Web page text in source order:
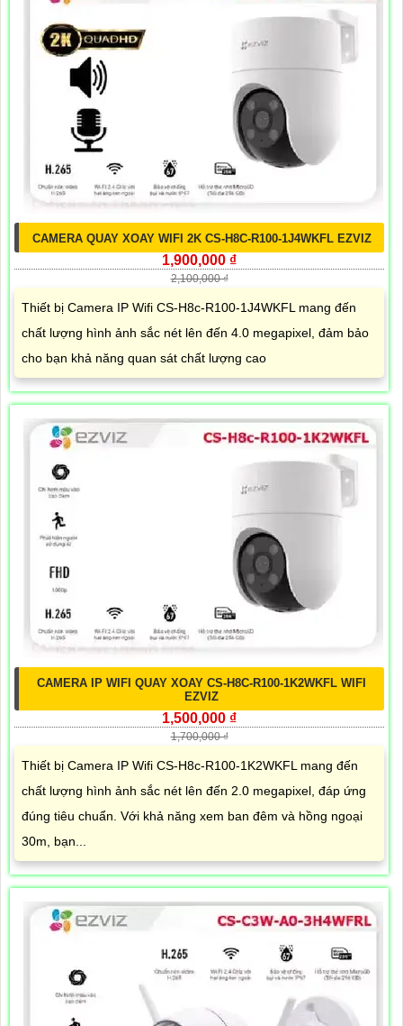
CAMERA QUAY XOAY WIFI 2K CS-H8C-R100-1J4WKFL EZVIZ
1,900,000 ₫
2,100,000 ₫
Thiết bị Camera IP Wifi CS-H8c-R100-1J4WKFL mang đến
chất lượng hình ảnh sắc nét lên đến 4.0 megapixel, đảm bảo
cho bạn khả năng quan sát chất lượng cao
CAMERA IP WIFI QUAY XOAY CS-H8C-R100-1K2WKFL WIFI
EZVIZ
1,500,000 ₫
1,700,000 ₫
Thiết bị Camera IP Wifi CS-H8c-R100-1K2WKFL mang đến
chất lượng hình ảnh sắc nét lên đến 2.0 megapixel, đáp ứng
đúng tiêu chuẩn. Với khả năng xem ban đêm và hồng ngoại
30m, bạn...